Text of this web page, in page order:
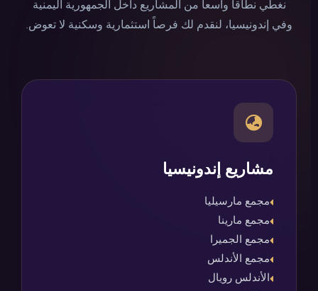
نغطي نطاقاً واسعاً من المشاريع داخل الجمهورية اليمنية
وفي إندونيسيا، لنقدم لك فرصاً استثمارية وسكنية لا تعوض.
مشاريع إندونيسيا
مجمع مارسيليا
مجمع مارينا
مجمع الجميرا
مجمع الأندلس
الأندلس رويال